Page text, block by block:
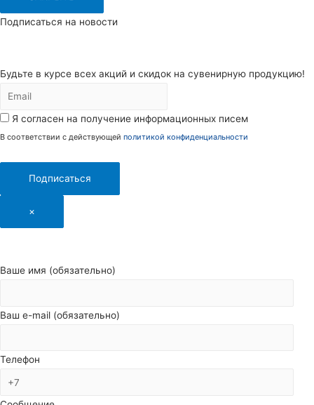
Подписаться на новости
Будьте в курсе всех акций и скидок на сувенирную продукцию!
Я согласен на получение информационных писем
В соответствии с действующей политикой конфиденциальности
Подписаться
×
Ваше имя (обязательно)
Ваш e-mail (обязательно)
Телефон